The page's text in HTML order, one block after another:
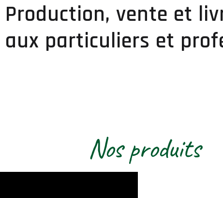
Production, vente et
aux particuliers et
Nos produits